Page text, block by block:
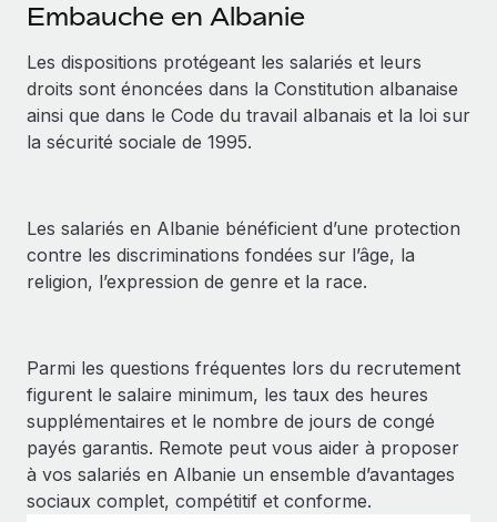
Rationalisez vos processus avec des outils essentiels
SERVICES
Demandez aux experts
Recevez des conseils d’experts sur les RH à
Contrôles d’antécédents
Simplifiez vos processus de présélection des
candidats
Gardez un temps d’avance sur les risques en
matière de conformité
Gestion des appareils
Achetez et suivez vos équipements informatiques
dans le monde entier
Partenaires stratégiques de la tech
Devenir partenaire
Explorez avec nous vos opportunités de partenariat
ÉTUDES DE CAS
Salle de presse
Données sur les salaires et les talents
Voir toutes les ressources
Paie multipays
EOR et PEO
Gestion des freelances
Taxes
Embauche en Albanie
Les dispositions protégeant les salariés et leurs
droits sont énoncées dans la Constitution albanaise
ainsi que dans le Code du travail albanais et la loi sur
la sécurité sociale de 1995.
Les salariés en Albanie bénéficient d’une protection
contre les discriminations fondées sur l’âge, la
religion, l’expression de genre et la race.
Parmi les questions fréquentes lors du recrutement
figurent le salaire minimum, les taux des heures
supplémentaires et le nombre de jours de congé
payés garantis. Remote peut vous aider à proposer
à vos salariés en Albanie un ensemble d’avantages
sociaux complet, compétitif et conforme.